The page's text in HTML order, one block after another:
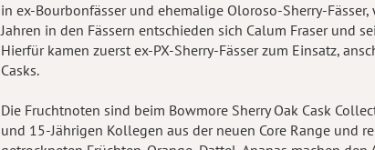
in ex-Bourbonfässer und ehemalige Oloroso-Sherry-
Jahren in den Fässern entschieden sich Calum Fraser und
Hierfür kamen zuerst ex-PX-Sherry-Fässer zum Einsatz,
Casks.
Die Fruchtnoten sind beim Bowmore Sherry Oak Cask
und 15-Jährigen Kollegen aus der neuen Core Range und